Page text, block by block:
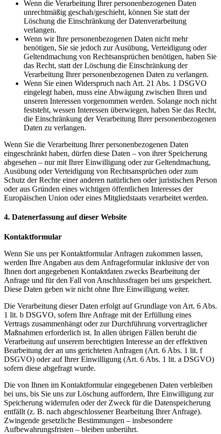
Wenn die Verarbeitung Ihrer personenbezogenen Daten
unrechtmäßig geschah/geschieht, können Sie statt der
Löschung die Einschränkung der Datenverarbeitung
verlangen.
Wenn wir Ihre personenbezogenen Daten nicht mehr
benötigen, Sie sie jedoch zur Ausübung, Verteidigung oder
Geltendmachung von Rechtsansprüchen benötigen, haben Sie
das Recht, statt der Löschung die Einschränkung der
Verarbeitung Ihrer personenbezogenen Daten zu verlangen.
Wenn Sie einen Widerspruch nach Art. 21 Abs. 1 DSGVO
eingelegt haben, muss eine Abwägung zwischen Ihren und
unseren Interessen vorgenommen werden. Solange noch nicht
feststeht, wessen Interessen überwiegen, haben Sie das Recht,
die Einschränkung der Verarbeitung Ihrer personenbezogenen
Daten zu verlangen.
Wenn Sie die Verarbeitung Ihrer personenbezogenen Daten
eingeschränkt haben, dürfen diese Daten – von ihrer Speicherung
abgesehen – nur mit Ihrer Einwilligung oder zur Geltendmachung,
Ausübung oder Verteidigung von Rechtsansprüchen oder zum
Schutz der Rechte einer anderen natürlichen oder juristischen Person
oder aus Gründen eines wichtigen öffentlichen Interesses der
Europäischen Union oder eines Mitgliedstaats verarbeitet werden.
4. Datenerfassung auf dieser Website
Kontaktformular
Wenn Sie uns per Kontaktformular Anfragen zukommen lassen,
werden Ihre Angaben aus dem Anfrageformular inklusive der von
Ihnen dort angegebenen Kontaktdaten zwecks Bearbeitung der
Anfrage und für den Fall von Anschlussfragen bei uns gespeichert.
Diese Daten geben wir nicht ohne Ihre Einwilligung weiter.
Die Verarbeitung dieser Daten erfolgt auf Grundlage von Art. 6 Abs.
1 lit. b DSGVO, sofern Ihre Anfrage mit der Erfüllung eines
Vertrags zusammenhängt oder zur Durchführung vorvertraglicher
Maßnahmen erforderlich ist. In allen übrigen Fällen beruht die
Verarbeitung auf unserem berechtigten Interesse an dereffektiven
Bearbeitung der an uns gerichteten Anfragen (Art. 6 Abs. 1 lit. f
DSGVO) oder auf IhrerEinwilligung (Art. 6 Abs. 1 lit. a DSGVO)
sofern diese abgefragt wurde.
Die von Ihnen im Kontaktformular eingegebenen Daten verbleiben
bei uns, bis Sie uns zur Löschung auffordern, Ihre Einwilligung zur
Speicherung widerrufen oder der Zweck für die Datenspeicherung
entfällt (z. B. nach abgeschlossener Bearbeitung Ihrer Anfrage).
Zwingende gesetzliche Bestimmungen – insbesondere
Aufbewahrungsfristen – bleiben unberührt.